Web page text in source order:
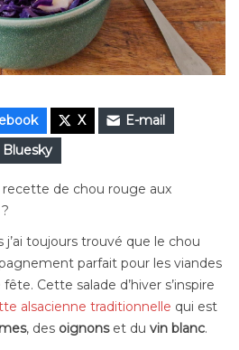
X
E-mail
Bluesky
recette de chou rouge aux
j’ai toujours trouvé que le chou
parfait pour les viandes
Cette salade d’hiver s’inspire
alsacienne traditionnelle qui est
, des oignonset du vin blanc.